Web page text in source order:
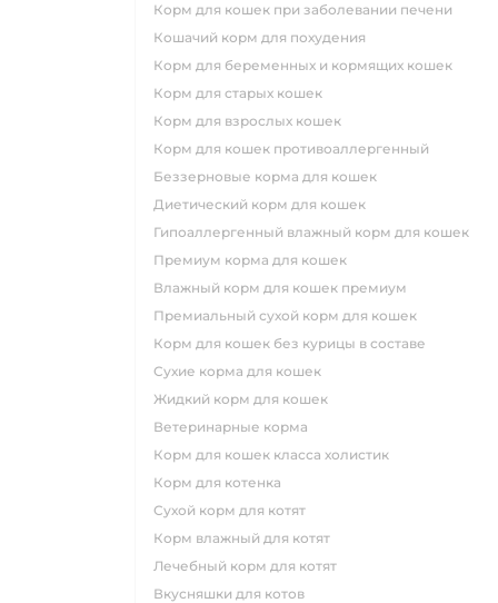
корм для кошек при заболевании печени
кошачий корм для похудения
корм для беременных и кормящих кошек
корм для старых кошек
корм для взрослых кошек
корм для кошек противоаллергенный
беззерновые корма для кошек
диетический корм для кошек
гипоаллергенный влажный корм для кошек
премиум корма для кошек
влажный корм для кошек премиум
премиальный сухой корм для кошек
корм для кошек без курицы в составе
сухие корма для кошек
жидкий корм для кошек
ветеринарные корма
корм для кошек класса холистик
корм для котенка
сухой корм для котят
корм влажный для котят
лечебный корм для котят
вкусняшки для котов